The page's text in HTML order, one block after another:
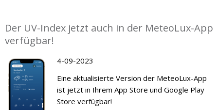
Der UV-Index jetzt auch in der MeteoLux-App
verfügbar!
4-09-2023
Eine aktualisierte Version der MeteoLux-App
ist jetzt in Ihrem App Store und Google Play
Store verfügbar!